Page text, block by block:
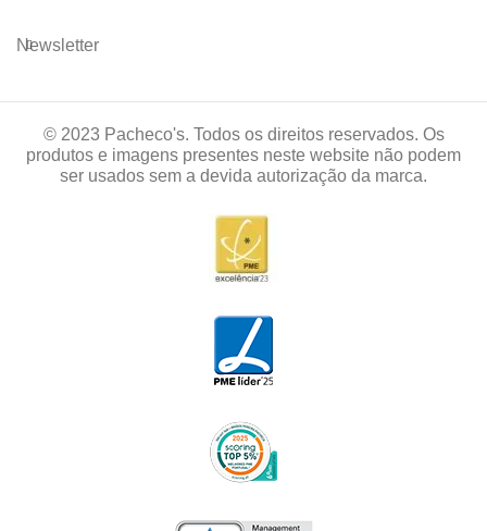
Newsletter
© 2023 Pacheco's. Todos os direitos reservados. Os
produtos e imagens presentes neste website não podem
ser usados sem a devida autorização da marca.